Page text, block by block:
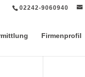
02242-9060940
Firmenprofil